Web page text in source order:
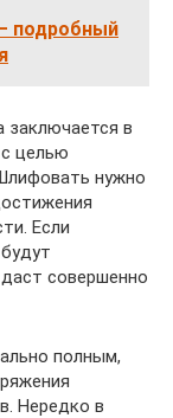
подробный
заключается в
целью
нужно
Если
совершенно
полным,
Нередко в